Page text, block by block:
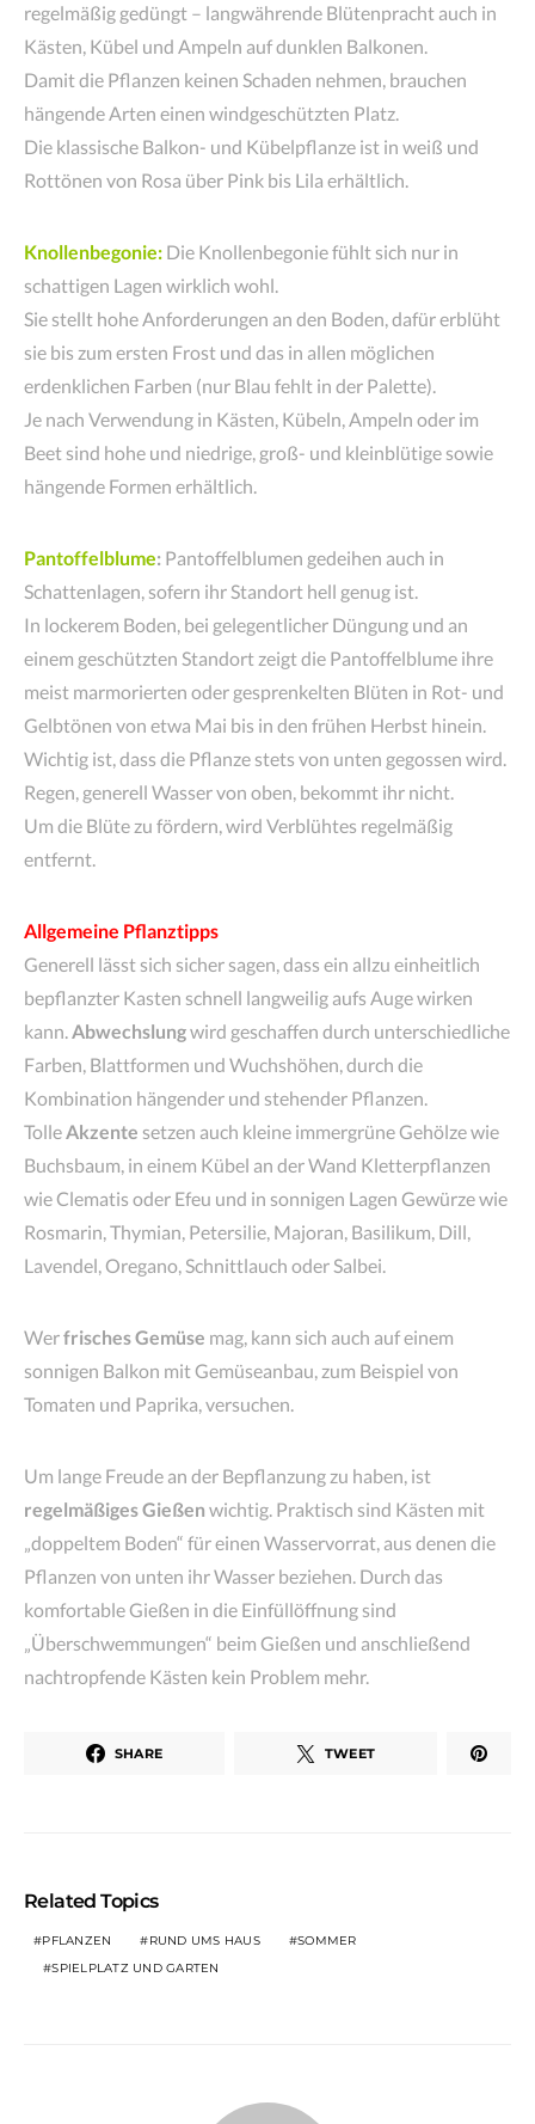
regelmäßig gedüngt – langwährende Blütenpracht auch in
Kästen, Kübel und Ampeln auf dunklen Balkonen.
Damit die Pflanzen keinen Schaden nehmen, brauchen
hängende Arten einen windgeschützten Platz.
Die klassische Balkon- und Kübelpflanze ist in weiß und
Rottönen von Rosa über Pink bis Lila erhältlich.
Knollenbegonie: Die Knollenbegonie fühlt sich nur in
schattigen Lagen wirklich wohl.
Sie stellt hohe Anforderungen an den Boden, dafür erblüht
sie bis zum ersten Frost und das in allen möglichen
erdenklichen Farben (nur Blau fehlt in der Palette).
Je nach Verwendung in Kästen, Kübeln, Ampeln oder im
Beet sind hohe und niedrige, groß- und kleinblütige sowie
hängende Formen erhältlich.
Pantoffelblume: Pantoffelblumen gedeihen auch in
Schattenlagen, sofern ihr Standort hell genug ist.
In lockerem Boden, bei gelegentlicher Düngung und an
einem geschützten Standort zeigt die Pantoffelblume ihre
meist marmorierten oder gesprenkelten Blüten in Rot- und
Gelbtönen von etwa Mai bis in den frühen Herbst hinein.
Wichtig ist, dass die Pflanze stets von unten gegossen wird.
Regen, generell Wasser von oben, bekommt ihr nicht.
Um die Blüte zu fördern, wird Verblühtes regelmäßig
entfernt.
Allgemeine Pflanztipps
Generell lässt sich sicher sagen, dass ein allzu einheitlich
bepflanzter Kasten schnell langweilig aufs Auge wirken
kann.Abwechslungwird geschaffen durch unterschiedliche
Farben, Blattformen und Wuchshöhen, durch die
Kombination hängender und stehender Pflanzen.
TolleAkzente setzen auch kleine immergrüne Gehölze wie
Buchsbaum, in einem Kübel an der Wand Kletterpflanzen
wie Clematis oder Efeu und in sonnigen Lagen Gewürze wie
Rosmarin, Thymian, Petersilie, Majoran, Basilikum, Dill,
Lavendel, Oregano, Schnittlauch oder Salbei.
Werfrisches Gemüse mag, kann sich auch auf einem
sonnigen Balkon mit Gemüseanbau, zum Beispiel von
Tomaten und Paprika, versuchen.
Um lange Freude an der Bepflanzung zu haben, ist
regelmäßiges Gießen wichtig. Praktisch sind Kästen mit
„doppeltem Boden“ für einen Wasservorrat, aus denen die
Pflanzen von unten ihr Wasser beziehen. Durch das
komfortable Gießen in die Einfüllöffnung sind
„Überschwemmungen“ beim Gießen und anschließend
nachtropfende Kästen kein Problem mehr.
SHARE TWEET
Related Topics
PFLANZEN RUND UMS HAUS
SOMMER
SPIELPLATZ UND GARTEN